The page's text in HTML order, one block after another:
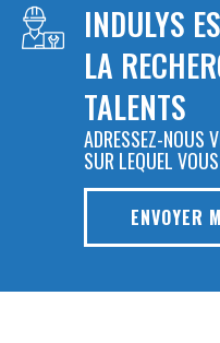
INDULYS
LA
TALENTS
ADRESSEZ-NOUS
SUR LEQUEL
ENVOYER